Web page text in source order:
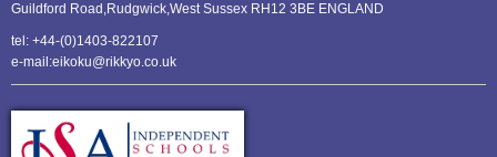
Guildford Road,Rudgwick,West Sussex RH12 3BE ENGLAND
tel: +44-(0)1403-822107
e-mail:eikoku@rikkyo.co.uk